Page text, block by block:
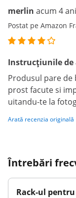
merlin acum 4 ani
Postat pe Amazon
Instrucțiunile de
Produsul pare
prost facute si
uitandu-te la
Arată recenzia originală
Întrebări
Rack-ul